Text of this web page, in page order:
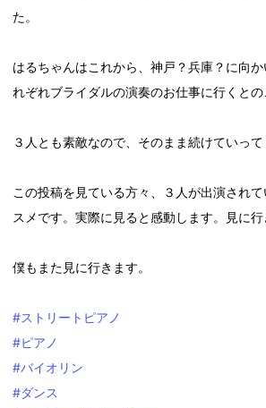
た。
はるちゃんはこれから、神戸？兵庫？に向
れぞれブライダルの演奏のお仕事に行くとの
３人とも素敵なので、そのまま続けていって
この投稿を見ている方々、３人が出演され
スメです。実際に見ると感動します。見に行
僕もまた見に行きます。
#ストリートピアノ
#ピアノ
#バイオリン
#ダンス